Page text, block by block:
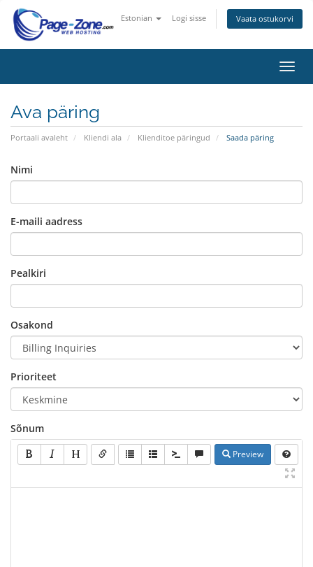
Estonian Logi sisse Vaata ostukorvi
Ava päring
Portaali avaleht Kliendi ala Klienditoe päringud Saada päring
Nimi
E-maili aadress
Pealkiri
Osakond
Prioriteet
Sõnum
Preview